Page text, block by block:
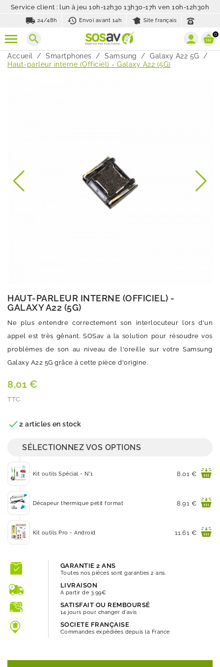
Service client : lun à jeu 10h-12h30 13h30-17h ven 10h-12h30h
local_shipping 24/48h history_toggle_off
Envoi avant 14h Site français
search 0
Accueil Smartphones Samsung
Galaxy A22 5G
Haut-parleur interne (Officiel) - Galaxy A22 (5G)
HAUT-PARLEUR INTERNE (OFFICIEL) -
GALAXY A22 (5G)
Ne plus entendre correctement son interlocuteur lors d'un
appel est très gênant. SOSav a la solution pour résoudre vos
problèmes de son au niveau de l'oreille sur votre Samsung
Galaxy A22 5G grâce à cette pièce d'origine.
8,01 €
TTC
2 articles en stock
SÉLECTIONNEZ VOS OPTIONS
Kit outils Spécial - N°1 Prix
8.01 €
Décapeur thermique petit format Prix
8.91 €
Kit outils Pro - Android Prix
11.61 €
GARANTIE 2 ANS
Toutes nos pièces sont garanties 2 ans.
LIVRAISON
A partir de 3.99€
SATISFAIT OU REMBOURSÉ
14 jours pour changer d'avis
SOCIETE FRANÇAISE
Commandes expédiées depuis la France